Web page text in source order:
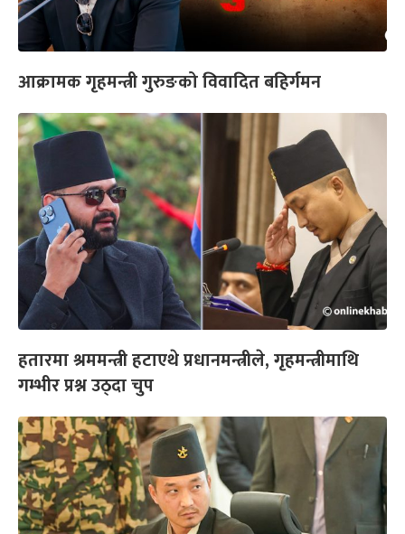
आक्रामक गृहमन्त्री गुरुङको विवादित बहिर्गमन
हतारमा श्रममन्त्री हटाएथे प्रधानमन्त्रीले, गृहमन्त्रीमाथि
गम्भीर प्रश्न उठ्दा चुप